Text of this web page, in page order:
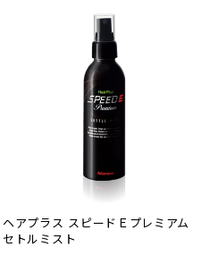
ヘアプラス スピードＥプレミアム
セトルミスト